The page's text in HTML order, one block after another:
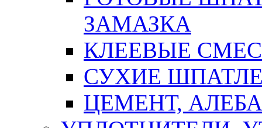
ЗАМАЗКА
КЛЕЕВЫЕ
СУХИЕ
ЦЕМЕНТ,